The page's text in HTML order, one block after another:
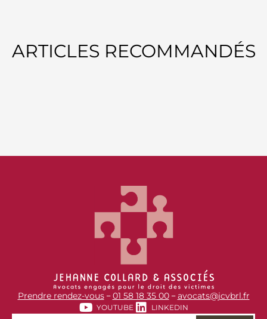
ARTICLES RECOMMANDÉS
Prendre rendez-vous–01 58 18 35 00–avocats@jcvbrl.fr
YOUTUBE LINKEDIN